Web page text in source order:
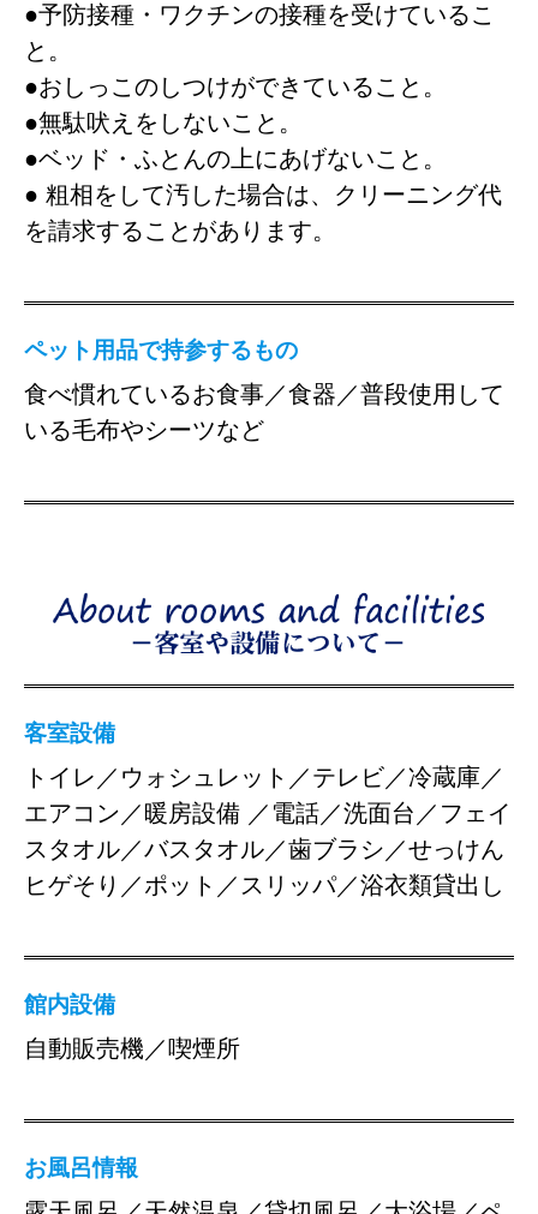
●予防接種・ワクチンの接種を受けているこ
と。
●おしっこのしつけができていること。
●無駄吠えをしないこと。
●ベッド・ふとんの上にあげないこと。
● 粗相をして汚した場合は、クリーニング代
を請求することがあります。
ペット用品で持参するもの
食べ慣れているお食事／食器／普段使用して
いる毛布やシーツなど
客室設備
トイレ／ウォシュレット／テレビ／冷蔵庫／
エアコン／暖房設備 ／電話／洗面台／フェイ
スタオル／バスタオル／歯ブラシ／せっけん
ヒゲそり／ポット／スリッパ／浴衣類貸出し
館内設備
自動販売機／喫煙所
お風呂情報